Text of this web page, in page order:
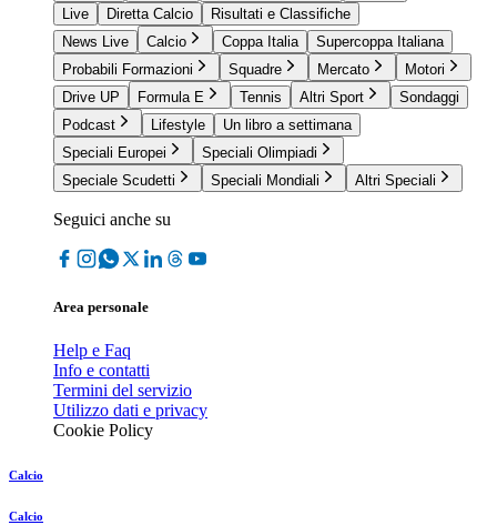
Live
Diretta Calcio
Risultati e Classifiche
News Live
Calcio Coppa Italia
Supercoppa Italiana
Probabili Formazioni
Squadre Mercato
Motori
Drive UP
Formula E Tennis Altri Sport
Sondaggi
Podcast
Lifestyle
Un libro a settimana
Speciali Europei
Speciali Olimpiadi
Speciale Scudetti
Speciali Mondiali Altri Speciali
Seguici anche su
Area personale
Help e Faq
Info e contatti
Termini del servizio
Utilizzo dati e privacy
Cookie Policy
Calcio
Calcio